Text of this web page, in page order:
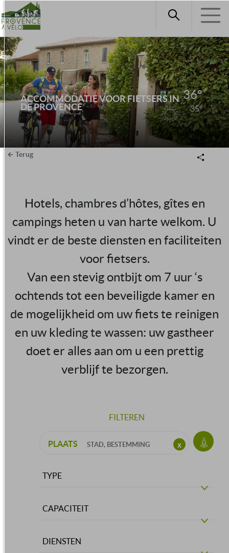
36°
35°
ACCOMMODATIE VOOR FIETSERS IN
DE PROVENCE
Terug
Hotels, chambres d’hôtes, gîtes en
campings heten u van harte welkom. U
vindt er de beste diensten en faciliteiten
voor fietsers.
Van een stevig ontbijt om 7 uur ‘s
ochtends tot een beveiligde kamer en
de mogelijkheid om uw fiets te reinigen
en uw kleding te wassen: uw gastheer
doet er alles aan om u een prettig
verblijf te bezorgen.
FILTEREN
PLAATS
TYPE
CAPACITEIT
DIENSTEN